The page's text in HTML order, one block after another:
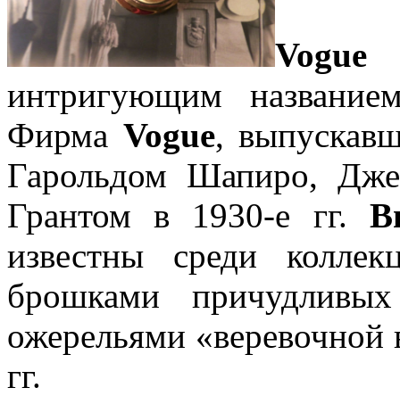
Vogue
интригующим
Фирма Vogue,
Гарольдом Шапиро,
Грантом в 1930-е гг.
известны среди
брошками
ожерельями
гг.